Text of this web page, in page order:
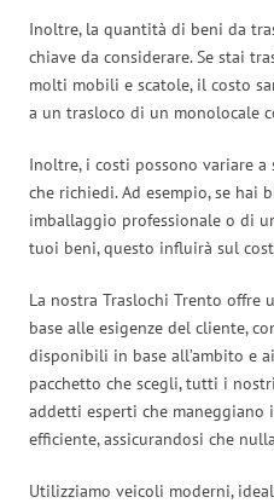
Inoltre, la quantità di beni da
chiave da considerare. Se stai
molti mobili e scatole, il costo
a un trasloco di un monolocale
Inoltre, i costi possono variare
che richiedi. Ad esempio, se hai
imballaggio professionale o di
tuoi beni, questo influirà sul
La nostra Traslochi Trento offre
base alle esigenze del cliente,
disponibili in base all’ambito e
pacchetto che scegli, tutti i
addetti esperti che
efficiente, assicurandosi che
Utilizziamo veicoli moderni,